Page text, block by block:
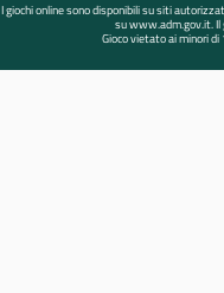
I giochi online sono disponibili su siti
su www.adm.gov.it. Il
Gioco vietato ai minori di